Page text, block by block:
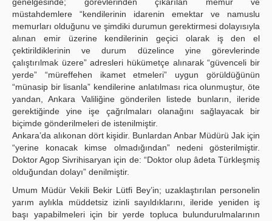
müstahdemlere “kendilerinin idarenin emektar ve namuslu
memurları olduğunu ve şimdiki durumun gerektirmesi dolayısıyla
alınan emir üzerine kendilerinin geçici olarak iş den el
çektirildiklerinin ve durum düzelince yine görevlerinde
çalıştırılmak üzere” adresleri hükümetçe alınarak “güvenceli bir
yerde” “müreffehen ikamet etmeleri” uygun görüldüğünün
“münasip bir lisanla” kendilerine anlatılması rica olunmuştur, öte
yandan, Ankara Valiliğine gönderilen listede bunların, ileride
gerektiğinde yine işe çağrılmaları olanağını sağlayacak bir
biçimde gönderilmeleri de istenilmiştir.
Ankara’da alıkonan dört kişidir. Bunlardan Anbar Müdürü Jak için
“yerine konacak kimse olmadığından” nedeni gösterilmiştir.
Doktor Agop Sivrihisaryan için de: “Doktor olup âdeta Türkleşmiş
olduğundan dolayı” denilmiştir.
Umum Müdür Vekili Bekir Lütfi Bey’in; uzaklaştırılan personelin
yarım aylıkla müddetsiz izinli sayıldıklarını, ileride yeniden iş
başı yapabilmeleri için bir yerde topluca bulundurulmalarının